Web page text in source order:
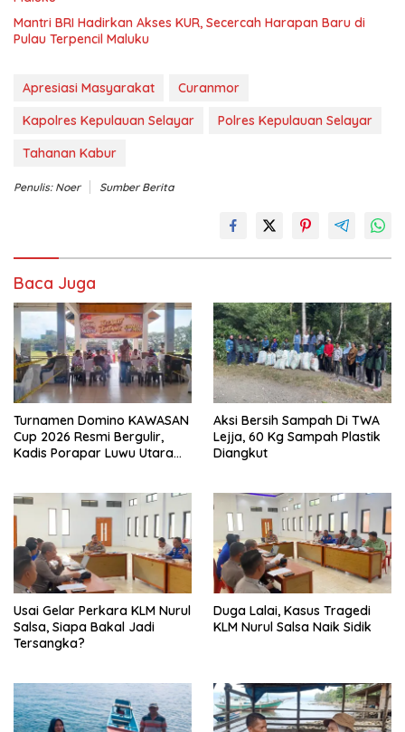
Mantri BRI Hadirkan Akses KUR, Secercah Harapan Baru di
Pulau Terpencil Maluku
Apresiasi Masyarakat
Curanmor
Kapolres Kepulauan Selayar
Polres Kepulauan Selayar
Tahanan Kabur
Penulis: Noer Sumber Berita
Baca Juga
Turnamen Domino KAWASAN
Cup 2026 Resmi Bergulir,
Kadis Porapar Luwu Utara
Aksi Bersih Sampah Di TWA
Lejja, 60 Kg Sampah Plastik
Diangkut
‎Usai Gelar Perkara KLM Nurul
Salsa, Siapa Bakal Jadi
Tersangka?
Duga Lalai, Kasus Tragedi
KLM Nurul Salsa Naik Sidik